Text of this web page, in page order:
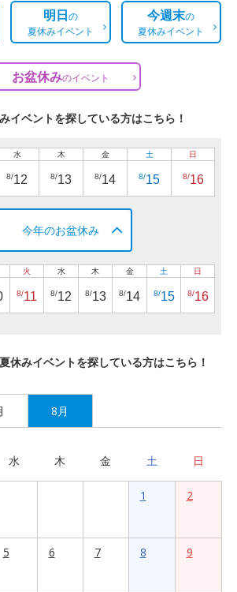
明日の
夏休みイベント
今週末の
夏休みイベント
お盆休みのイベント
イベントを探している方はこちら！
水
8/12
木
8/13
金
8/14
土
8/15
日
8/16
今年のお盆休み
火
8/11
水
8/12
木
8/13
金
8/14
土
8/15
日
8/16
休みイベントを探している方はこちら！
8月
水 木 金 土 日
1 2
5 6 7 8 9